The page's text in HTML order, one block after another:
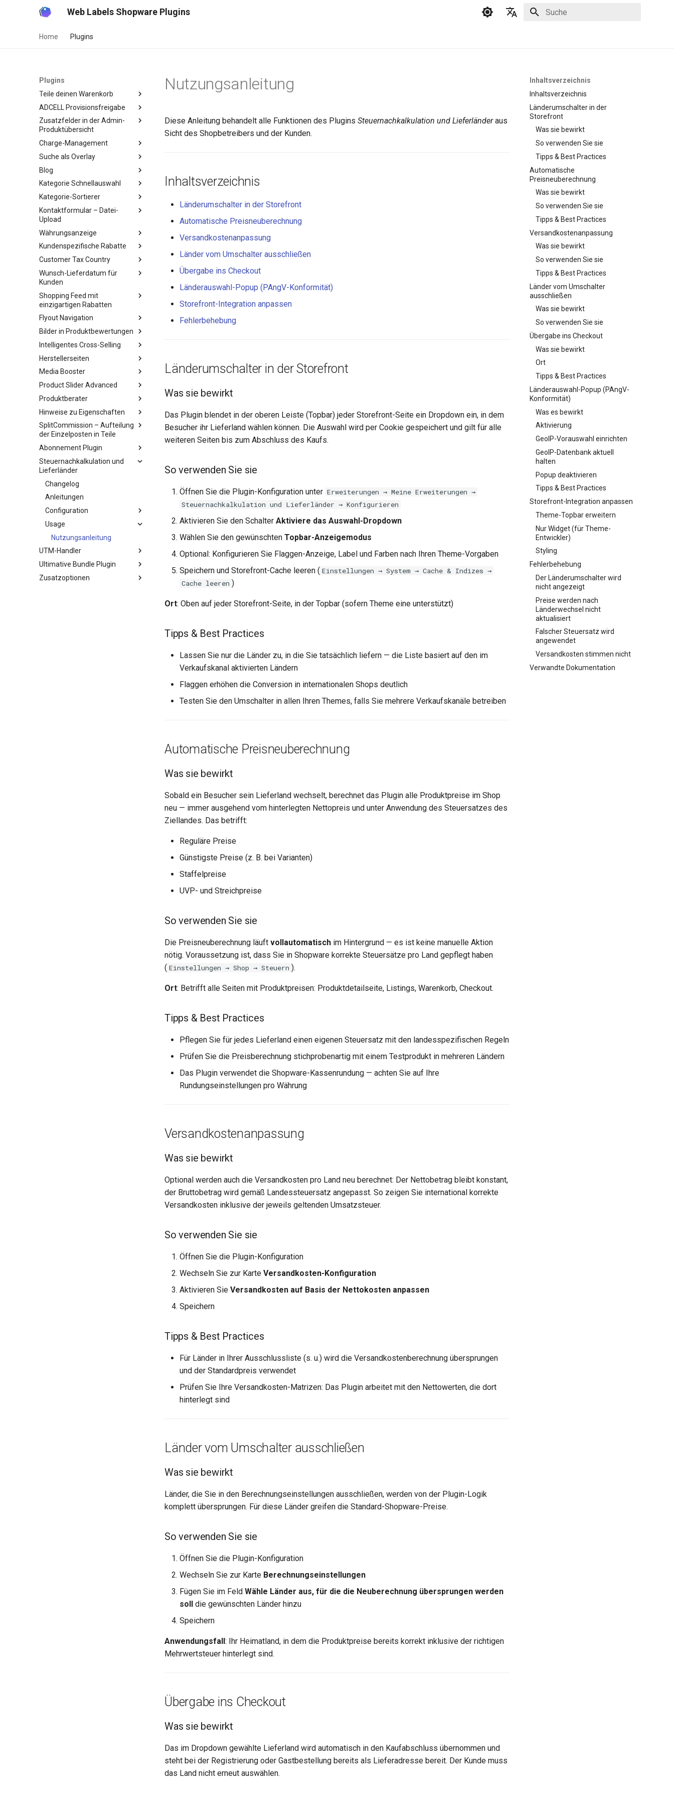
Web Labels Shopware Plugins
Home Plugins
Plugins
Teile deinen Warenkorb
ADCELL Provisionsfreigabe
Zusatzfelder in der Admin-
Produktübersicht
Charge-Management
Suche als Overlay
Blog
Kategorie Schnellauswahl
Kategorie-Sortierer
Kontaktformular – Datei-
Upload
Währungsanzeige
Kundenspezifische Rabatte
Customer Tax Country
Wunsch-Lieferdatum für
Kunden
Shopping Feed mit
einzigartigen Rabatten
Flyout Navigation
Bilder in Produktbewertungen
Intelligentes Cross-Selling
Herstellerseiten
Media Booster
Product Slider Advanced
Produktberater
Hinweise zu Eigenschaften
SplitCommission – Aufteilung
der Einzelposten in Teile
Abonnement Plugin
Steuernachkalkulation und
Lieferländer
Changelog
Anleitungen
Configuration
Usage
Nutzungsanleitung
UTM-Handler
Ultimative Bundle Plugin
Zusatzoptionen
Inhaltsverzeichnis
Inhaltsverzeichnis
Länderumschalter in der
Storefront
Was sie bewirkt
So verwenden Sie sie
Tipps & Best Practices
Automatische
Preisneuberechnung
Was sie bewirkt
So verwenden Sie sie
Tipps & Best Practices
Versandkostenanpassung
Was sie bewirkt
So verwenden Sie sie
Tipps & Best Practices
Länder vom Umschalter
ausschließen
Was sie bewirkt
So verwenden Sie sie
Übergabe ins Checkout
Was sie bewirkt
Ort
Tipps & Best Practices
Länderauswahl-Popup (PAngV-
Konformität)
Was es bewirkt
Aktivierung
GeoIP-Vorauswahl einrichten
GeoIP-Datenbank aktuell
halten
Popup deaktivieren
Tipps & Best Practices
Storefront-Integration anpassen
Theme-Topbar erweitern
Nur Widget (für Theme-
Entwickler)
Styling
Fehlerbehebung
Der Länderumschalter wird
nicht angezeigt
Preise werden nach
Länderwechsel nicht
aktualisiert
Falscher Steuersatz wird
angewendet
Versandkosten stimmen nicht
Verwandte Dokumentation
Nutzungsanleitung
Diese Anleitung behandelt alle Funktionen des Plugins Steuernachkalkulation und Lieferländeraus
Sicht des Shopbetreibers und der Kunden.
Inhaltsverzeichnis
Länderumschalter in der Storefront
Automatische Preisneuberechnung
Versandkostenanpassung
Länder vom Umschalter ausschließen
Übergabe ins Checkout
Länderauswahl-Popup (PAngV-Konformität)
Storefront-Integration anpassen
Fehlerbehebung
Länderumschalter in der Storefront
Was sie bewirkt
Das Plugin blendet in der oberen Leiste (Topbar) jeder Storefront-Seite ein Dropdown ein, in dem
Besucher ihr Lieferland wählen können. Die Auswahl wird per Cookie gespeichert und gilt für alle
weiteren Seiten bis zum Abschluss des Kaufs.
So verwenden Sie sie
Öffnen Sie die Plugin-Konfiguration unter Erweiterungen → Meine Erweiterungen →
Steuernachkalkulation und Lieferländer → Konfigurieren
Aktivieren Sie den Schalter Aktiviere das Auswahl-Dropdown
Wählen Sie den gewünschten Topbar-Anzeigemodus
Optional: Konfigurieren Sie Flaggen-Anzeige, Label und Farben nach Ihren Theme-Vorgaben
Speichern und Storefront-Cache leeren ( Einstellungen → System → Cache & Indizes →
Cache leeren )
Ort: Oben auf jeder Storefront-Seite, in der Topbar (sofern Theme eine unterstützt)
Tipps & Best Practices
Lassen Sie nur die Länder zu, in die Sie tatsächlich liefern — die Liste basiert auf den im
Verkaufskanal aktivierten Ländern
Flaggen erhöhen die Conversion in internationalen Shops deutlich
Testen Sie den Umschalter in allen Ihren Themes, falls Sie mehrere Verkaufskanäle betreiben
Automatische Preisneuberechnung
Was sie bewirkt
Sobald ein Besucher sein Lieferland wechselt, berechnet das Plugin alle Produktpreise im Shop
neu — immer ausgehend vom hinterlegten Nettopreis und unter Anwendung des Steuersatzes des
Ziellandes. Das betrifft:
Reguläre Preise
Günstigste Preise (z. B. bei Varianten)
Staffelpreise
UVP- und Streichpreise
So verwenden Sie sie
Die Preisneuberechnung läuft vollautomatisch im Hintergrund — es ist keine manuelle Aktion
nötig. Voraussetzung ist, dass Sie in Shopware korrekte Steuersätze pro Land gepflegt haben
( Einstellungen → Shop → Steuern ).
Ort: Betrifft alle Seiten mit Produktpreisen: Produktdetailseite, Listings, Warenkorb, Checkout.
Tipps & Best Practices
Pflegen Sie für jedes Lieferland einen eigenen Steuersatz mit den landesspezifischen Regeln
Prüfen Sie die Preisberechnung stichprobenartig mit einem Testprodukt in mehreren Ländern
Das Plugin verwendet die Shopware-Kassenrundung — achten Sie auf Ihre
Rundungseinstellungen pro Währung
Versandkostenanpassung
Was sie bewirkt
Optional werden auch die Versandkosten pro Land neu berechnet: Der Nettobetrag bleibt konstant,
der Bruttobetrag wird gemäß Landessteuersatz angepasst. So zeigen Sie international korrekte
Versandkosten inklusive der jeweils geltenden Umsatzsteuer.
So verwenden Sie sie
Öffnen Sie die Plugin-Konfiguration
Wechseln Sie zur Karte Versandkosten-Konfiguration
Aktivieren Sie Versandkosten auf Basis der Nettokosten anpassen
Speichern
Tipps & Best Practices
Für Länder in Ihrer Ausschlussliste (s. u.) wird die Versandkostenberechnung übersprungen
und der Standardpreis verwendet
Prüfen Sie Ihre Versandkosten-Matrizen: Das Plugin arbeitet mit den Nettowerten, die dort
hinterlegt sind
Länder vom Umschalter ausschließen
Was sie bewirkt
Länder, die Sie in den Berechnungseinstellungen ausschließen, werden von der Plugin-Logik
komplett übersprungen. Für diese Länder greifen die Standard-Shopware-Preise.
So verwenden Sie sie
Öffnen Sie die Plugin-Konfiguration
Wechseln Sie zur Karte Berechnungseinstellungen
Fügen Sie im Feld Wähle Länder aus, für die die Neuberechnung übersprungen werden
soll die gewünschten Länder hinzu
Speichern
Anwendungsfall: Ihr Heimatland, in dem die Produktpreise bereits korrekt inklusive der richtigen
Mehrwertsteuer hinterlegt sind.
Übergabe ins Checkout
Was sie bewirkt
Das im Dropdown gewählte Lieferland wird automatisch in den Kaufabschluss übernommen und
steht bei der Registrierung oder Gastbestellung bereits als Lieferadresse bereit. Der Kunde muss
das Land nicht erneut auswählen.